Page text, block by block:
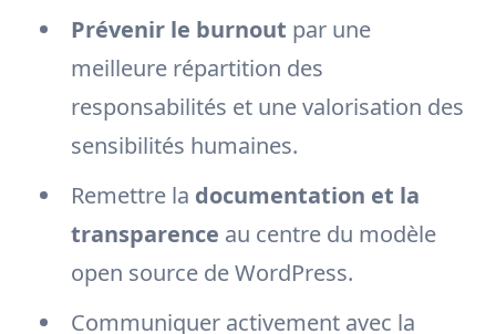
Prévenir le burnout par une
meilleure répartition des
responsabilités et une valorisation des
sensibilités humaines.
Remettre la documentation et la
transparence au centre du modèle
open source de WordPress.
Communiquer activement avec la